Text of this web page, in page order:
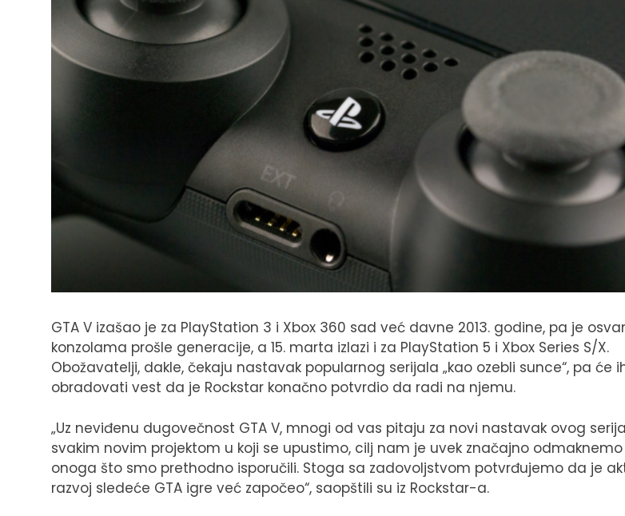
GTA V izašao je za PlayStation 3 i Xbox 360 sad već davne 2013. godine, pa je
konzolama prošle generacije, a 15. marta izlazi i za PlayStation 5 i Xbox Series S/X.
Obožavatelji, dakle, čekaju nastavak popularnog serijala „kao ozebli sunce“, pa će
obradovati vest da je Rockstar konačno potvrdio da radi na njemu.
„Uz neviđenu dugovečnost GTA V, mnogi od vas pitaju za novi nastavak ovog
svakim novim projektom u koji se upustimo, cilj nam je uvek značajno
onoga što smo prethodno isporučili. Stoga sa zadovoljstvom potvrđujemo da je
razvoj sledeće GTA igre već započeo“, saopštili su iz Rockstar-a.